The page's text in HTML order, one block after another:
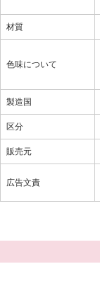
材質
色味について
製造国
区分
販売元
広告文責